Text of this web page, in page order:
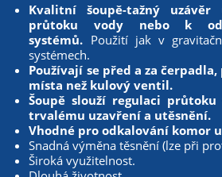
Kvalitní šoupě-tažný
průtoku vody nebo k
systémů. Použití jak v
systémech.
Používají se před a za
místa než kulový ventil.
Šoupě slouží regulaci
trvalému uzavření a utěsnění.
Vhodné pro odkalování komor
Snadná výměna těsnění (lze při
Široká využitelnost.